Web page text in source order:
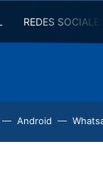
REDES
Android